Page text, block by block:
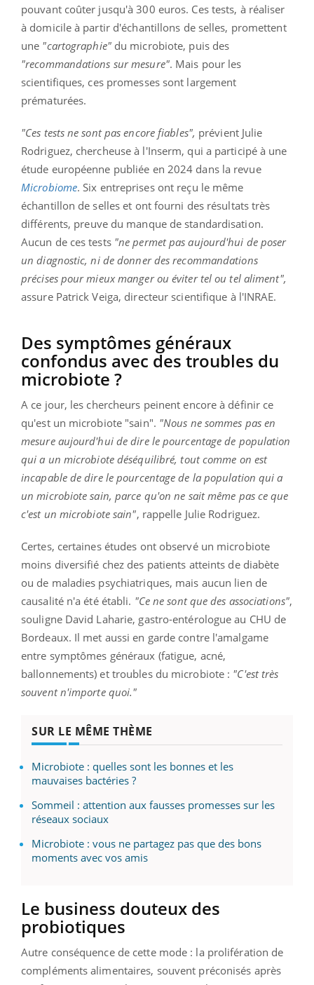
pouvant coûter jusqu'à 300 euros. Ces tests, à réaliser
à domicile à partir d'échantillons de selles, promettent
une "cartographie"du microbiote, puis des
"recommandations sur mesure". Mais pour les
scientifiques, ces promesses sont largement
prématurées.
"Ces tests ne sont pas encore fiables", prévient Julie
Rodriguez, chercheuse à l'Inserm, qui a participé à une
étude européenne publiée en 2024 dans la revue
Microbiome. Six entreprises ont reçu le même
échantillon de selles et ont fourni des résultats très
différents, preuve du manque de standardisation.
Aucun de ces tests"ne permet pas aujourd'hui de poser
un diagnostic, ni de donner des recommandations
précises pour mieux manger ou éviter tel ou tel aliment",
assure Patrick Veiga, directeur scientifique à l'INRAE.
Des symptômes généraux
confondus avec des troubles du
microbiote ?
A ce jour, les chercheurs peinent encore à définir ce
qu'est un microbiote "sain". "Nous ne sommes pas en
mesure aujourd'hui de dire le pourcentage de population
qui a un microbiote déséquilibré, tout comme on est
incapable de dire le pourcentage de la population qui a
un microbiote sain, parce qu'on ne sait même pas ce que
c'est un microbiote sain", rappelle Julie Rodriguez.
Certes, certaines études ont observé un microbiote
moins diversifié chez des patients atteints de diabète
ou de maladies psychiatriques, mais aucun lien de
causalité n'a été établi. "Ce ne sont que des associations",
souligne David Laharie, gastro-entérologue au CHU de
Bordeaux. Il met aussi en garde contre l'amalgame
entre symptômes généraux (fatigue, acné,
ballonnements) et troubles du microbiote : "C'est très
souvent n'importe quoi."
SUR LE MÊME THÈME
Microbiote : quelles sont les bonnes et les
mauvaises bactéries ?
Sommeil : attention aux fausses promesses sur les
réseaux sociaux
Microbiote : vous ne partagez pas que des bons
moments avec vos amis
Le business douteux des
probiotiques
Autre conséquence de cette mode : la prolifération de
compléments alimentaires, souvent préconisés après